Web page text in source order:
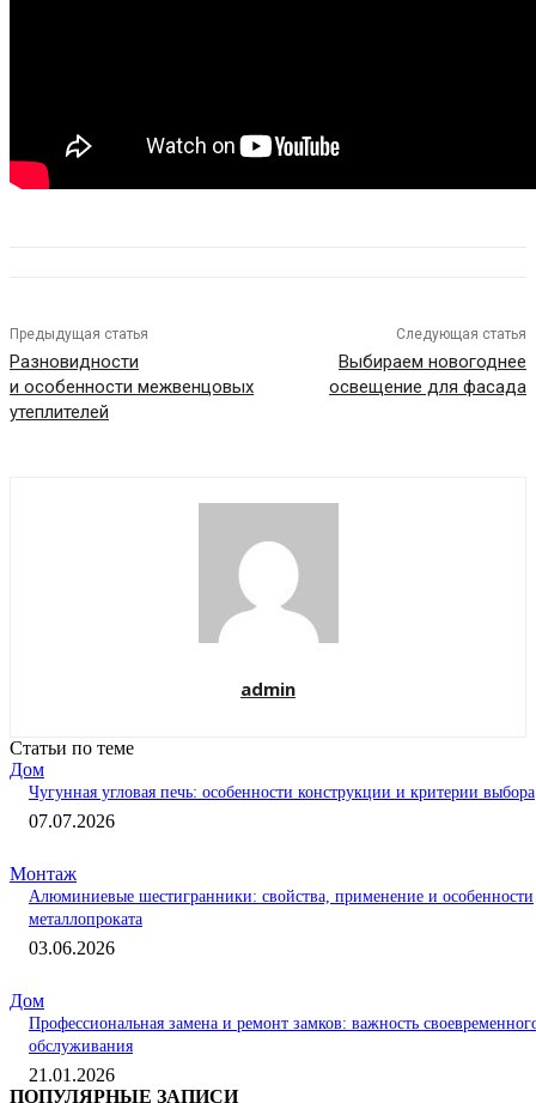
Предыдущая статья
Разновидности
и особенности межвенцовых
утеплителей
Следующая статья
Выбираем новогоднее
освещение для фасада
admin
Статьи по теме
Дом
Чугунная угловая печь: особенности конструкции и критерии выбора
07.07.2026
Монтаж
Алюминиевые шестигранники: свойства, применение и особенности
металлопроката
03.06.2026
Дом
Профессиональная замена и ремонт замков: важность
обслуживания
21.01.2026
ПОПУЛЯРНЫЕ ЗАПИСИ